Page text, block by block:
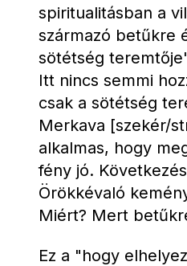
spiritualitásban a
származó betűkre
sötétség
Itt nincs semmi
csak a sötétség
Merkava [szekér/
alkalmas, hogy
fény jó.
Örökkévaló
Miért? Mert
Ez a "hogy